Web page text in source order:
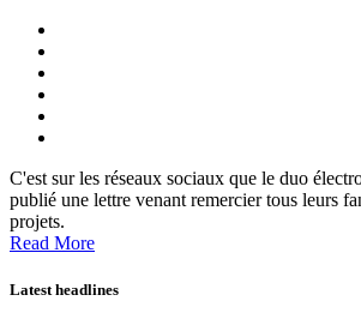
C'est sur les réseaux sociaux que le duo
publié une lettre venant remercier tous leurs
projets.
Read More
Latest headlines